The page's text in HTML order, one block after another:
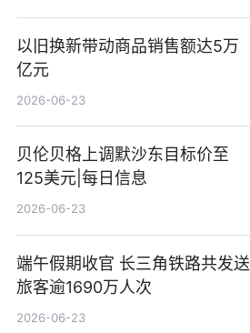
以旧换新带动商品销售额达5万
亿元
2026-06-23
贝伦贝格上调默沙东目标价至
125美元|每日信息
2026-06-23
端午假期收官 长三角铁路共发送
旅客逾1690万人次
2026-06-23